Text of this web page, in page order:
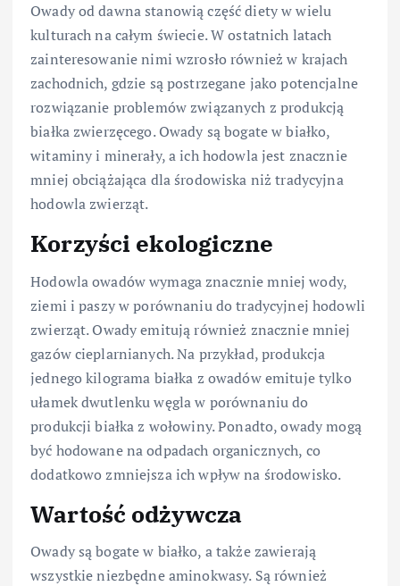
Owady od dawna stanowią część diety w wielu
kulturach na całym świecie. W ostatnich latach
zainteresowanie nimi wzrosło również w krajach
zachodnich, gdzie są postrzegane jako potencjalne
rozwiązanie problemów związanych z produkcją
białka zwierzęcego. Owady są bogate w białko,
witaminy i minerały, a ich hodowla jest znacznie
mniej obciążająca dla środowiska niż tradycyjna
hodowla zwierząt.
Korzyści ekologiczne
Hodowla owadów wymaga znacznie mniej wody,
ziemi i paszy w porównaniu do tradycyjnej hodowli
zwierząt. Owady emitują również znacznie mniej
gazów cieplarnianych. Na przykład, produkcja
jednego kilograma białka z owadów emituje tylko
ułamek dwutlenku węgla w porównaniu do
produkcji białka z wołowiny. Ponadto, owady mogą
być hodowane na odpadach organicznych, co
dodatkowo zmniejsza ich wpływ na środowisko.
Wartość odżywcza
Owady są bogate w białko, a także zawierają
wszystkie niezbędne aminokwasy. Są również